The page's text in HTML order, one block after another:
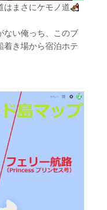
はまさにケモノ道
ない俺っち、このブ
着き場から宿泊ホテ